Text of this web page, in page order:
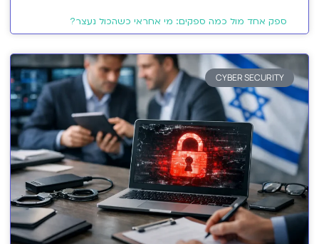
ספק אחד מול כמה ספקים: מי אחראי כשהכול נעצר?
CYBER SECURITY